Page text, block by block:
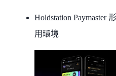
Holdstation Paymaster
用環境